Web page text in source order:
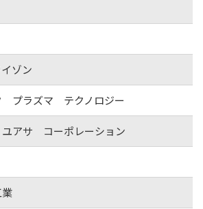
ゾン
プラズマ テクノロジー
ユアサ コーポレーション